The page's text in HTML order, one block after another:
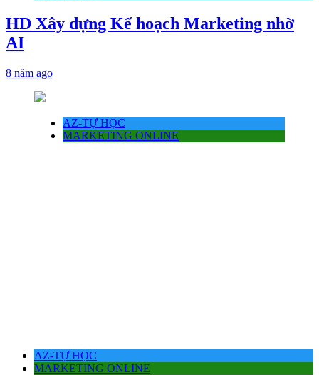
HD Xây dựng Kế hoạch Marketing nhờ
AI
8 năm ago
AZ-TỰ HỌC
MARKETING ONLINE
AZ-TỰ HỌC
MARKETING ONLINE